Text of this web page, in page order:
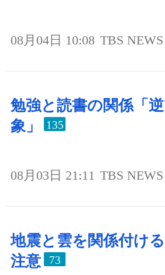
08月04日 10:08 TBS
勉強と読書の関係「
象」
135
08月03日 21:11 TBS
地震と雲を関係付け
注意
73